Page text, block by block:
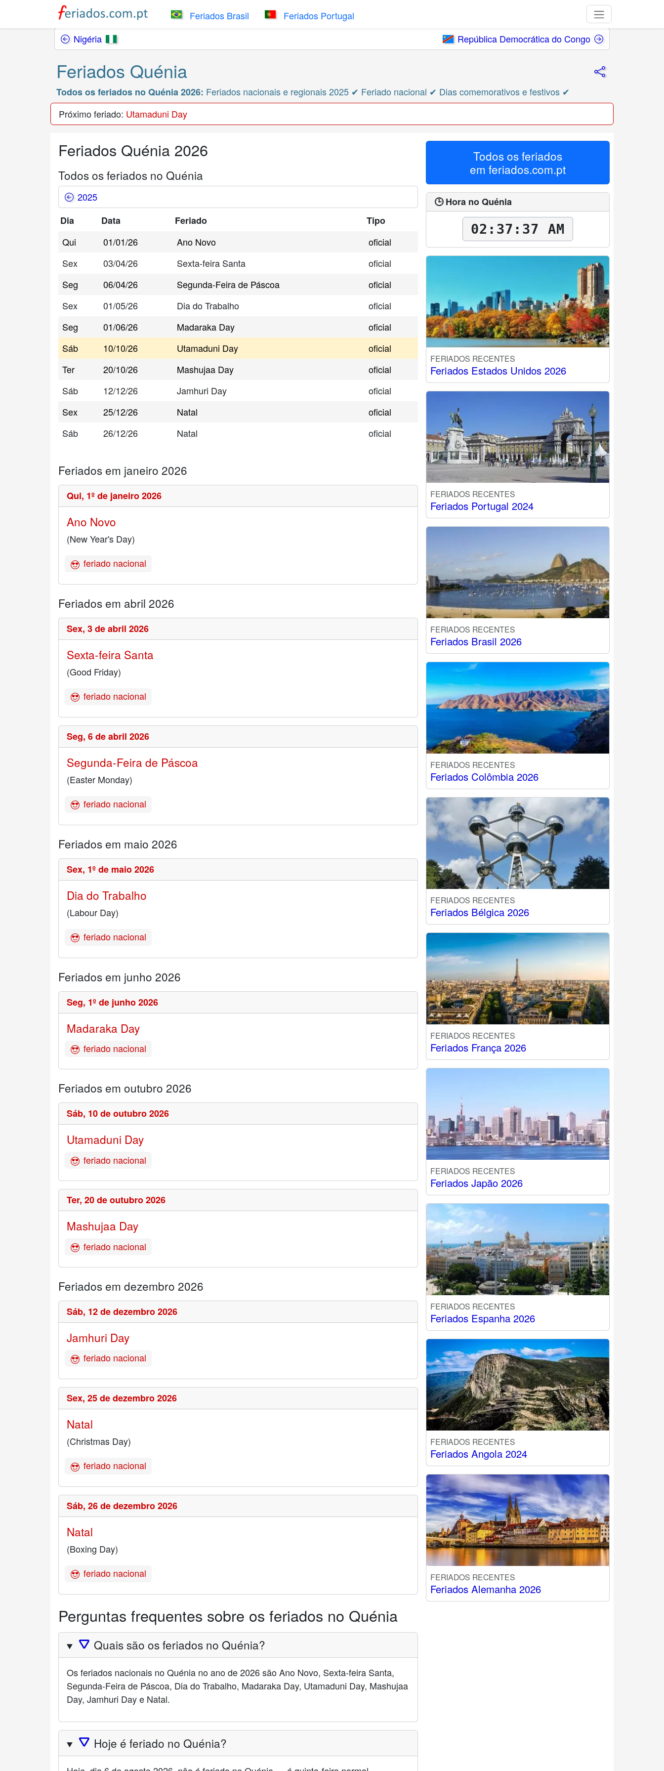
Feriados Brasil
Feriados Portugal
Nigéria
República Democrática do Congo
Feriados Quénia
Todos os feriados no Quénia 2026: Feriados nacionais e regionais 2025 ✔ Feriado nacional ✔ Dias comemorativos e festivos ✔
Próximo feriado: Utamaduni Day
Feriados Quénia 2026
Todos os feriados no Quénia
2025
Dia
Data Feriado
Tipo
Qui
01/01/26 Ano Novo
oficial
Sex
03/04/26 Sexta-feira Santa
oficial
Seg
06/04/26 Segunda-Feira de Páscoa
oficial
Sex
01/05/26 Dia do Trabalho
oficial
Seg
01/06/26 Madaraka Day
oficial
Sáb
10/10/26 Utamaduni Day
oficial
Ter
20/10/26 Mashujaa Day
oficial
Sáb
12/12/26 Jamhuri Day
oficial
Sex
25/12/26 Natal
oficial
Sáb
26/12/26 Natal oficial
Feriados em janeiro 2026
Qui, 1º de janeiro 2026
Ano Novo
(New Year's Day)
feriado nacional
Feriados em abril 2026
Sex, 3 de abril 2026
Sexta-feira Santa
(Good Friday)
feriado nacional
Seg, 6 de abril 2026
Segunda-Feira de Páscoa
(Easter Monday)
feriado nacional
Feriados em maio 2026
Sex, 1º de maio 2026
Dia do Trabalho
(Labour Day)
feriado nacional
Feriados em junho 2026
Seg, 1º de junho 2026
Madaraka Day
feriado nacional
Feriados em outubro 2026
Sáb, 10 de outubro 2026
Utamaduni Day
feriado nacional
Ter, 20 de outubro 2026
Mashujaa Day
feriado nacional
Feriados em dezembro 2026
Sáb, 12 de dezembro 2026
Jamhuri Day
feriado nacional
Sex, 25 de dezembro 2026
Natal
(Christmas Day)
feriado nacional
Sáb, 26 de dezembro 2026
Natal
(Boxing Day)
feriado nacional
Perguntas frequentes sobre os feriados no Quénia
🛆 Quais são os feriados no Quénia?
Os feriados nacionais no Quénia no ano de 2026 são Ano Novo, Sexta-feira Santa,
Segunda-Feira de Páscoa, Dia do Trabalho, Madaraka Day, Utamaduni Day, Mashujaa
Day, Jamhuri Day e Natal.
🛆 Hoje é feriado no Quénia?
Todos os feriados
em feriados.com.pt
🕒 Hora no Quénia
02:37:38 AM
FERIADOS RECENTES
Feriados Estados Unidos 2026
FERIADOS RECENTES
Feriados Portugal 2024
FERIADOS RECENTES
Feriados Brasil 2026
FERIADOS RECENTES
Feriados Colômbia 2026
FERIADOS RECENTES
Feriados Bélgica 2026
FERIADOS RECENTES
Feriados França 2026
FERIADOS RECENTES
Feriados Japão 2026
FERIADOS RECENTES
Feriados Espanha 2026
FERIADOS RECENTES
Feriados Angola 2024
FERIADOS RECENTES
Feriados Alemanha 2026